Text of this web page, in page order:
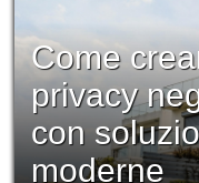
Come
privacy
con
moderne